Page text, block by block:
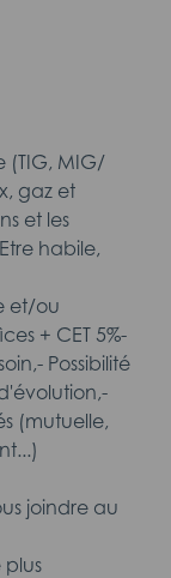
(TIG, MIG/
gaz et
et les
habile,
et/ou
+ CET 5%-
Possibilité
(mutuelle,
joindre au